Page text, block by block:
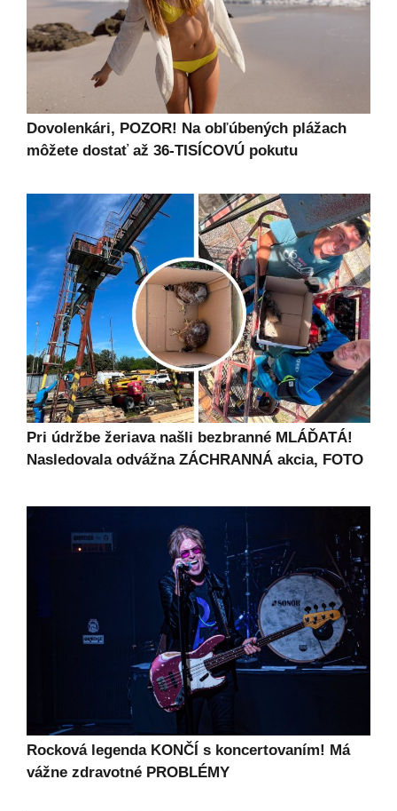
Dovolenkári, POZOR! Na obľúbených plážach
môžete dostať až 36-TISÍCOVÚ pokutu
Pri údržbe žeriava našli bezbranné MLÁĎATÁ!
Nasledovala odvážna ZÁCHRANNÁ akcia, FOTO
Rocková legenda KONČÍ s koncertovaním! Má
vážne zdravotné PROBLÉMY